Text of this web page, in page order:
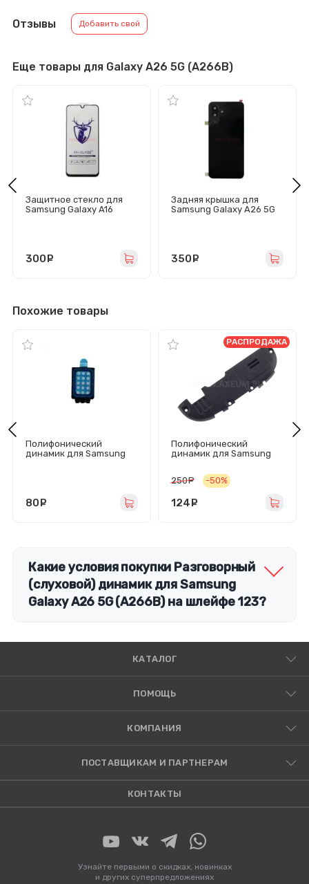
Отзывы Добавить свой
Еще товары для Galaxy A26 5G (A266B)
Защитное стекло для
Samsung Galaxy A16
300
Задняя крышка для
Samsung Galaxy A26 5G
350
Похожие товары
Полифонический
динамик для Samsung
80
Полифонический
динамик для Samsung
РАСПРОДАЖА
250 руб.
-50%
124
Какие условия покупки Разговорный
(слуховой) динамик для Samsung
Galaxy A26 5G (A266B) на шлейфе 123?
КАТАЛОГ
ПОМОЩЬ
КОМПАНИЯ
ПОСТАВЩИКАМ И ПАРТНЕРАМ
КОНТАКТЫ
Узнайте первыми о скидках, новинках
и других суперпредложениях